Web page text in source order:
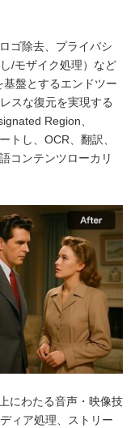
ゴ除去、プライバシ
/モザイク処理）など
盤とするエンドツー
スな復元を実現する
Region、
トし、OCR、翻訳、
コンテンツローカリ
にわたる音声・映像技
ィア処理、ストリー